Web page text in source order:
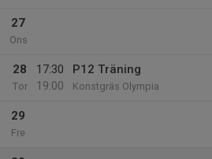
27
Ons
28
Tor
17:30
19:00
P12 Träning
Konstgräs Olympia
29
Fre